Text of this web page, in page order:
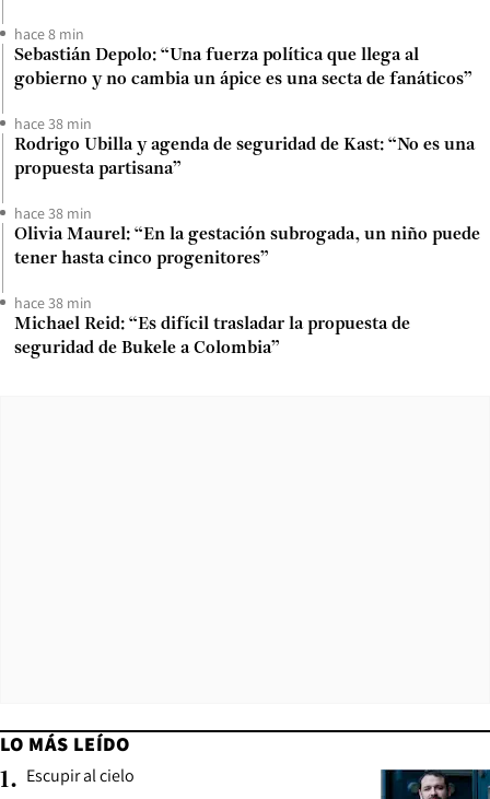
hace 8 min
Sebastián Depolo: “Una fuerza política que llega al
gobierno y no cambia un ápice es una secta de fanáticos”
hace 38 min
Rodrigo Ubilla y agenda de seguridad de Kast: “No es una
propuesta partisana”
hace 38 min
Olivia Maurel: “En la gestación subrogada, un niño puede
tener hasta cinco progenitores”
hace 38 min
Michael Reid: “Es difícil trasladar la propuesta de
seguridad de Bukele a Colombia”
LO MÁS LEÍDO
1. Escupir al cielo